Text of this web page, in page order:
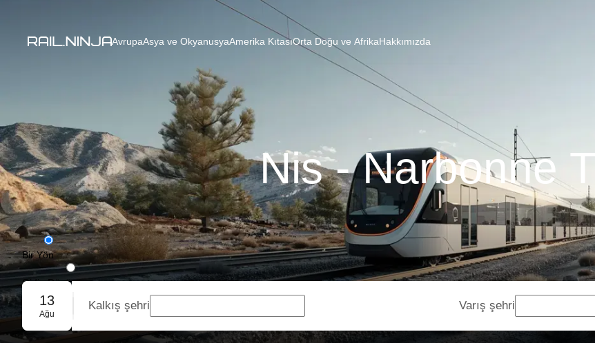
AvrupaAsya ve OkyanusyaAmerika KıtasıOrta Doğu ve AfrikaHakkımızda
Nis - Narbonne
Bir Yön
Gidiş-Dönüş
Grup Rezervasyonu
13
Ağu
Kalkış şehri Varış şehri